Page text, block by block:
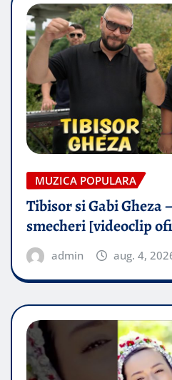
MUZICA POPULARA
Tibisor si Gabi Gheza
smecheri [videoclip
admin aug. 4,